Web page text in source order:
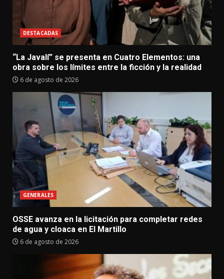
DESTACADAS
“La Javalí” se presenta en Cuatro Elementos: una
obra sobre los límites entre la ficción y la realidad
6 de agosto de 2026
GENERALES
OSSE avanza en la licitación para completar redes
de agua y cloaca en El Martillo
6 de agosto de 2026